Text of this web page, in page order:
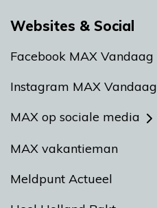
Websites & Social
Facebook MAX Vandaag
Instagram MAX Vandaag
MAX op sociale media
MAX vakantieman
Meldpunt Actueel